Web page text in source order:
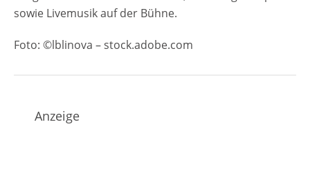
sowie Livemusik auf der Bühne.
Foto: ©lblinova – stock.adobe.com
Anzeige